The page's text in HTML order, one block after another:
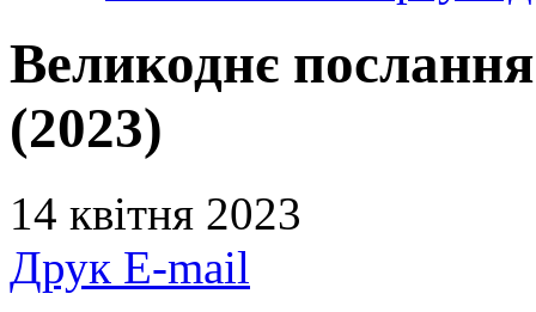
Великоднє
(2023)
14 квітня 2023
Друк E-mail